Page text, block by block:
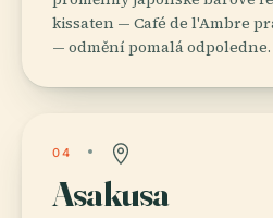
kissaten — Café de l'Ambre
— odmění pomalá odpoledne.
04
Asakusa